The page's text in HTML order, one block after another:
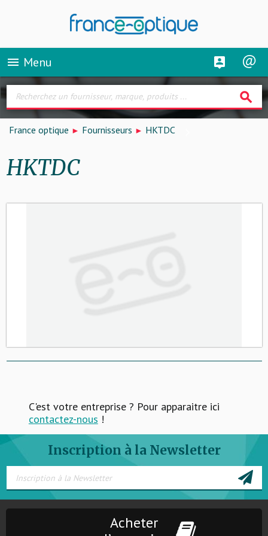
menu Menu
search
France optique Fournisseurs HKTDC
HKTDC
C'est votre entreprise ? Pour apparaitre ici
contactez-nous !
Inscription à la Newsletter
Acheter